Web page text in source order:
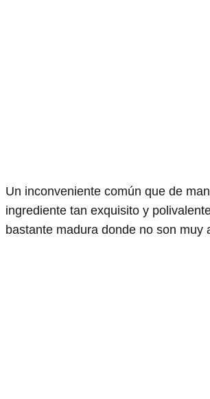
Un inconveniente común que de
ingrediente tan exquisito y
bastante madura donde no son muy